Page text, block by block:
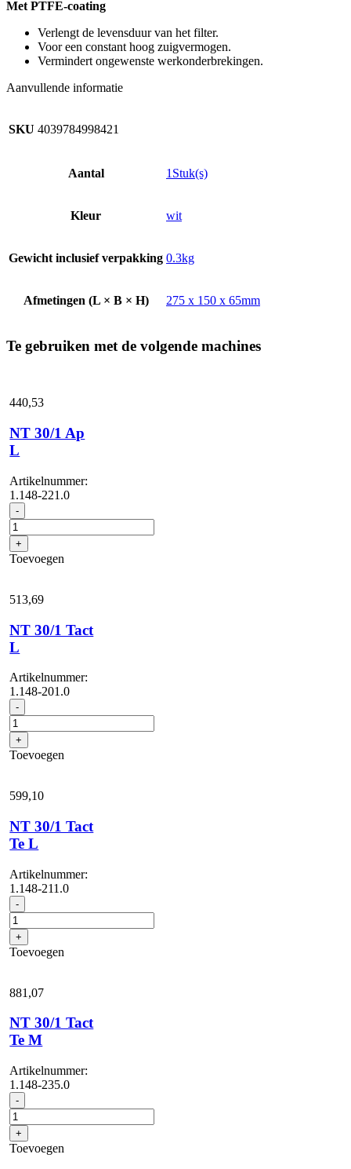
Met PTFE-coating
Verlengt de levensduur van het filter.
Voor een constant hoog zuigvermogen.
Vermindert ongewenste werkonderbrekingen.
Aanvullende informatie
SKU 4039784998421
Aantal 1Stuk(s)
Kleur wit
Gewicht inclusief verpakking 0.3kg
Afmetingen (L × B × H) 275 x 150 x 65mm
Te gebruiken met de volgende machines
440,53
NT 30/1 Ap
L
Artikelnummer:
1.148-221.0
- NT
30/1
Ap
L
aantal
+
Toevoegen
513,69
NT 30/1 Tact
L
Artikelnummer:
1.148-201.0
- NT
30/1
Tact
L
aantal
+
Toevoegen
599,10
NT 30/1 Tact
Te L
Artikelnummer:
1.148-211.0
- NT
30/1
Tact
Te
L
+
Toevoegen
881,07
NT 30/1 Tact
Te M
Artikelnummer:
1.148-235.0
- NT
30/1
Tact
Te
M
+
Toevoegen